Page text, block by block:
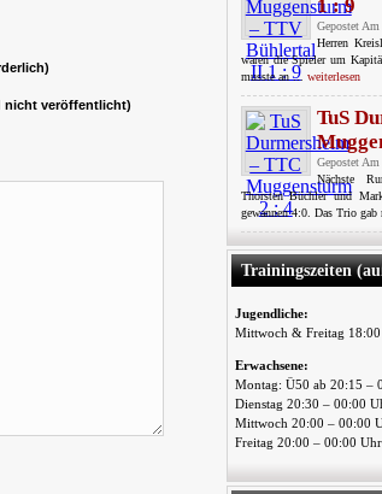
nicht veröffentlicht)
1 : 9
Gepostet
Herren
waren die Spieler um
musste an ... weiterlesen
TuS
Gepostet
Nächste
Thorsten Büchler und
gewannen 4:0. Das Trio gab
Trainingszeiten
Jugendliche:
Mittwoch & Freitag
Erwachsene:
Montag: Ü50 ab 20:15 –
Dienstag 20:30 – 00:00
Mittwoch 20:00 – 00:00
Freitag 20:00 – 00:00 Uhr